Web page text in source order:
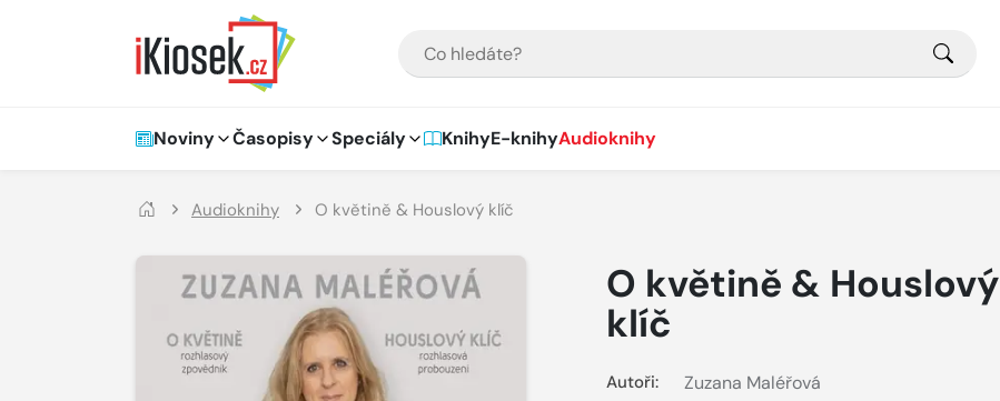
Hlavní navigace
Noviny Časopisy Speciály KnihyE-knihyAudioknihy
Audioknihy O květině & Houslový klíč
O květině & Houslový
klíč
Autoři: Zuzana Maléřová